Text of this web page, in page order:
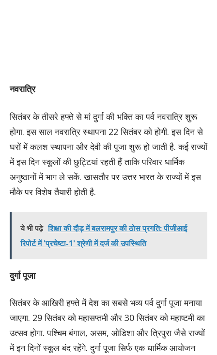
नवरात्रि
सितंबर के तीसरे हफ्ते से मां दुर्गा की भक्ति का पर्व नवरात्रि शुरू
होगा. इस साल नवरात्रि स्थापना 22 सितंबर को होगी. इस दिन से
घरों में कलश स्थापना और देवी की पूजा शुरू हो जाती है. कई राज्यों
में इस दिन स्कूलों की छुट्टियां रहती हैं ताकि परिवार धार्मिक
अनुष्ठानों में भाग ले सकें. खासतौर पर उत्तर भारत के राज्यों में इस
मौके पर विशेष तैयारी होती है.
ये भी पढ़े शिक्षा की दौड़ में बलरामपुर की ठोस प्रगति: पीजीआई
रिपोर्ट में 'प्रचेष्टा-1' श्रेणी में दर्ज की उपस्थिति
दुर्गा पूजा
सितंबर के आखिरी हफ्ते में देश का सबसे भव्य पर्व दुर्गा पूजा मनाया
जाएगा. 29 सितंबर को महासप्तमी और 30 सितंबर को महाष्टमी का
उत्सव होगा. पश्चिम बंगाल, असम, ओडिशा और त्रिपुरा जैसे राज्यों
में इन दिनों स्कूल बंद रहेंगे. दुर्गा पूजा सिर्फ एक धार्मिक आयोजन